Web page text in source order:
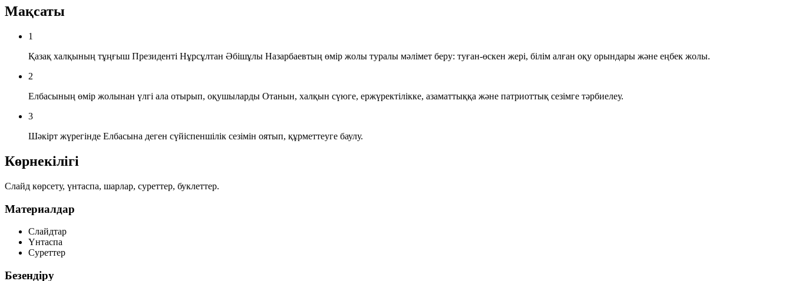
Мақсаты
1
Қазақ халқының тұңғыш Президенті Нұрсұлтан Әбішұлы Назарбаевтың өмір жолы туралы мәлімет беру: туған-өскен жері, білім алған оқу орындары және еңбек жолы.
2
Елбасының өмір жолынан үлгі ала отырып, оқушыларды Отанын, халқын сүюге, ержүректілікке, азаматтыққа және патриоттық сезімге тәрбиелеу.
3
Шәкірт жүрегінде Елбасына деген сүйіспеншілік сезімін оятып, құрметтеуге баулу.
Көрнекілігі
Слайд көрсету, үнтаспа, шарлар, суреттер, буклеттер.
Материалдар
Слайдтар
Үнтаспа
Суреттер
Безендіру